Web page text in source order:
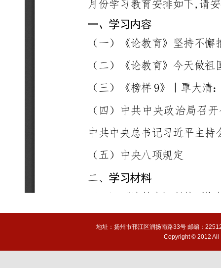
地址：扬州市邗江区润扬南路33号 邮编：
Copyright © 2012